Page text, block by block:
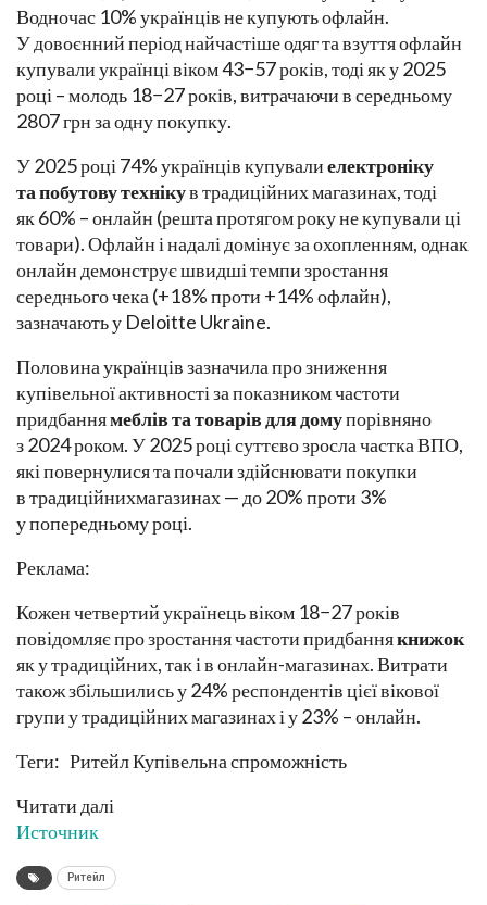
Водночас 10% українців не купують офлайн.
У довоєнний період найчастіше одяг та взуття офлайн
купували українці віком 43−57 років, тоді як у 2025
році – молодь 18−27 років, витрачаючи в середньому
2807 грн за одну покупку.
У 2025 році 74% українців купувалиелектроніку
та побутову технікув традиційних магазинах, тоді
як 60% – онлайн (решта протягом року не купували ці
товари). Офлайн і надалі домінує за охопленням, однак
онлайн демонструє швидші темпи зростання
середнього чека (+18% проти +14% офлайн),
зазначають у Deloitte Ukraine.
Половина українців зазначила про зниження
купівельної активності за показником частоти
придбаннямеблів та товарів для домупорівняно
з 2024 роком. У 2025 році суттєво зросла частка ВПО,
які повернулися та почали здійснювати покупки
в традиційнихмагазинах — до 20% проти 3%
у попередньому році.
Реклама:
Кожен четвертий українець віком 18−27 років
повідомляє про зростання частоти придбаннякнижок
як у традиційних, так і в онлайн-магазинах. Витрати
також збільшились у 24% респондентів цієї вікової
групи у традиційних магазинах і у 23% – онлайн.
Теги: Ритейл Купівельна спроможність
Читати далі
Источник
Ритейл